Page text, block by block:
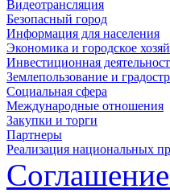
Видеотрансляция
Безопасный город
Информация для населения
Экономика и городское
Инвестиционная
Землепользование и
Социальная сфера
Международные отношения
Закупки и торги
Партнеры
Реализация национальных